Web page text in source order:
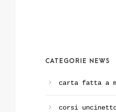
CATEGORIE NEWS
carta fatta a
corsi